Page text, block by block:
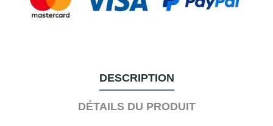
DESCRIPTION
DÉTAILS DU PRODUIT